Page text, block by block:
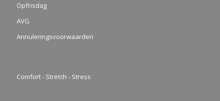
Opfrisdag
AVG
Annuleringsvoorwaarden
Comfort - Stretch - Stress